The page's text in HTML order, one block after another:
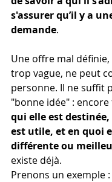
s'assurer qu’il y a
demande.
Une offre mal
trop vague, ne peut
personne. Il ne suffit
"bonne idée" :
qui elle est
est utile, et en quoi
différente ou
existe déjà.
Prenons un exemple :